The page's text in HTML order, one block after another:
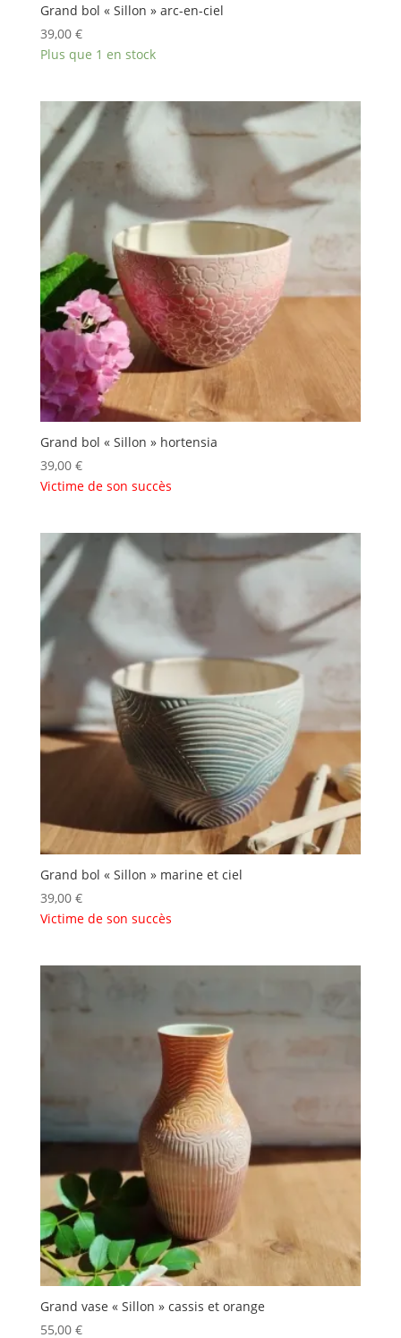
Grand bol « Sillon » arc-en-ciel
39,00 €
Plus que 1 en stock
Grand bol « Sillon » hortensia
39,00 €
Victime de son succès
Grand bol « Sillon » marine et ciel
39,00 €
Victime de son succès
Grand vase « Sillon » cassis et orange
55,00 €